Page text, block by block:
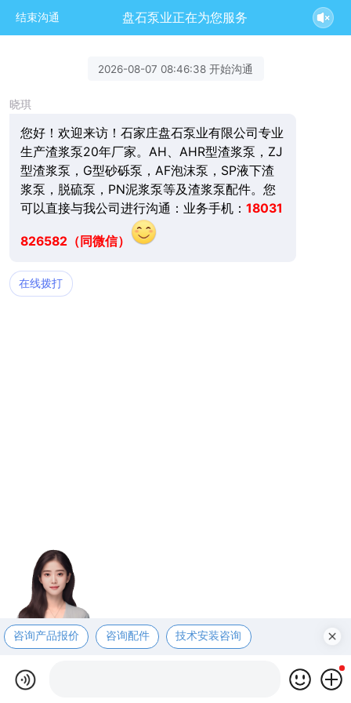
结束沟通 盘石泵业正在为您服务
2026-08-07 08:46:38 开始沟通
晓琪
您好！欢迎来访！石家庄盘石泵业有限公司专业
生产渣浆泵20年厂家。AH、AHR型渣浆泵，ZJ
型渣浆泵，G型砂砾泵，AF泡沫泵，SP液下渣
浆泵，脱硫泵，PN泥浆泵等及渣浆泵配件。您
可以直接与我公司进行沟通：业务手机： 18031
826582（同微信）
在线拨打
咨询产品报价 咨询配件 技术安装咨询